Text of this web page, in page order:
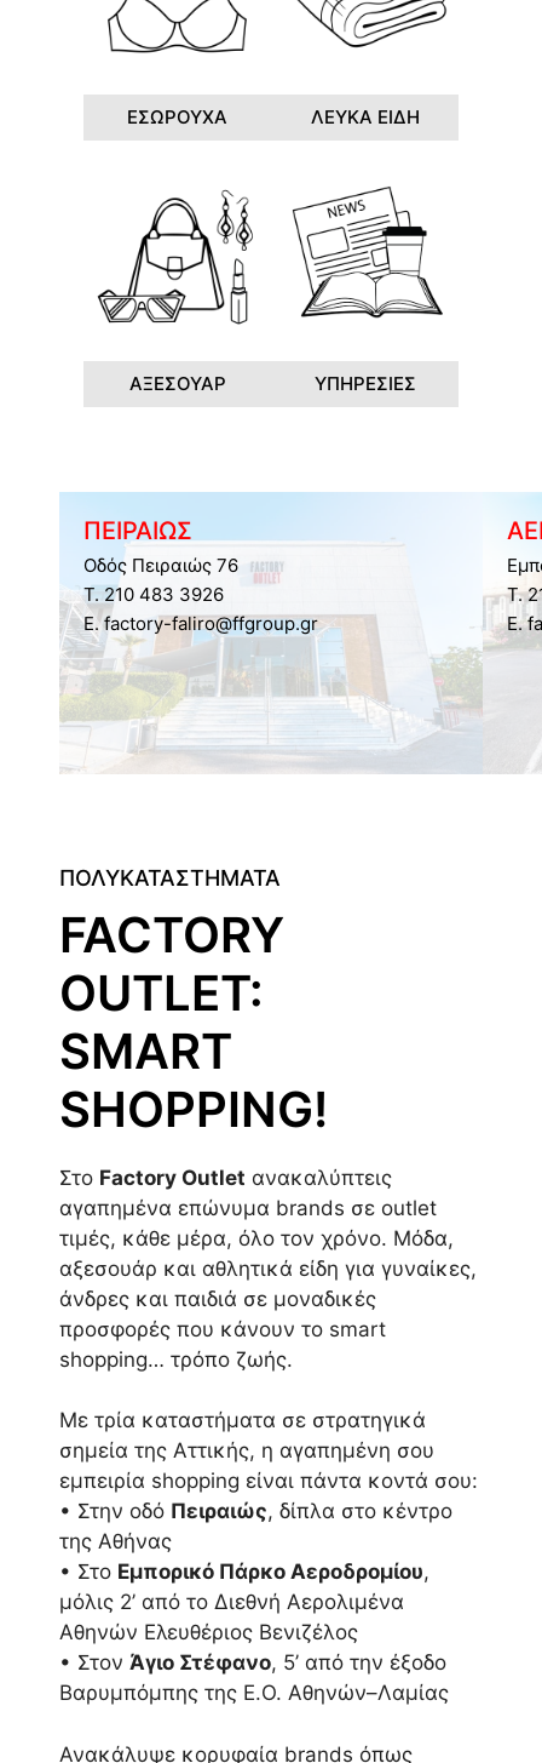
ΕΣΩΡΟΥΧΑ ΛΕΥΚΑ ΕΙΔΗ
ΑΞΕΣΟΥΑΡ ΥΠΗΡΕΣΙΕΣ
ΠΟΛΥΚΑΤΑΣΤΗΜΑΤΑ
FACTORY
OUTLET:
SMART
SHOPPING!
Στο Factory Outlet ανακαλύπτεις
αγαπημένα επώνυμα brands σε outlet
τιμές, κάθε μέρα, όλο τον χρόνο. Μόδα,
αξεσουάρ και αθλητικά είδη για γυναίκες,
άνδρες και παιδιά σε μοναδικές
προσφορές που κάνουν το smart
shopping… τρόπο ζωής.
Με τρία καταστήματα σε στρατηγικά
σημεία της Αττικής, η αγαπημένη σου
εμπειρία shopping είναι πάντα κοντά σου:
• Στην οδό Πειραιώς, δίπλα στο κέντρο
της Αθήνας
• Στο Εμπορικό Πάρκο Αεροδρομίου,
μόλις 2’ από το Διεθνή Αερολιμένα
Αθηνών Ελευθέριος Βενιζέλος
• Στον Άγιο Στέφανο, 5’ από την έξοδο
Βαρυμπόμπης της Ε.Ο. Αθηνών–Λαμίας
Ανακάλυψε κορυφαία brands όπως
ΠΕΙΡΑΙΩΣ
Οδός Πειραιώς 76
Τ. 210 483 3926
E. factory-faliro@ffgroup.gr
Τ.
E.